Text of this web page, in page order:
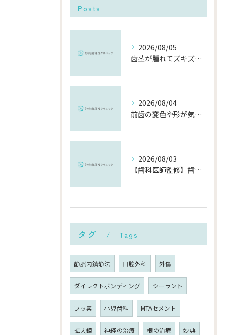
Posts
2026/08/05
歯茎が腫れてズキズキ痛む時の応急処置と、早めに受診すべき理由
2026/08/04
前歯の変色や形が気になる…削らずにきれいに整える「ダイレクトボンディング」とは？
2026/08/03
【歯科医師監修】歯磨きで歯茎や歯が痛い5つの原因と治療法｜何科・いつ病院へ行くべき？
タグ Tags
静脈内鎮静法 口腔外科 外傷
ダイレクトボンディング シーラント
フッ素 小児歯科 MTAセメント
拡大鏡 神経の治療 根の治療 妙典